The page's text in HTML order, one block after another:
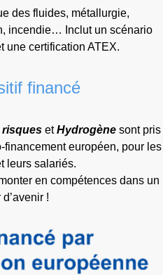
des fluides, métallurgie,
incendie… Inclut un scénario
une certification ATEX.
financé
risques etHydrogène sont pris
européen, pour les
leurs salariés.
en compétences dans un
!